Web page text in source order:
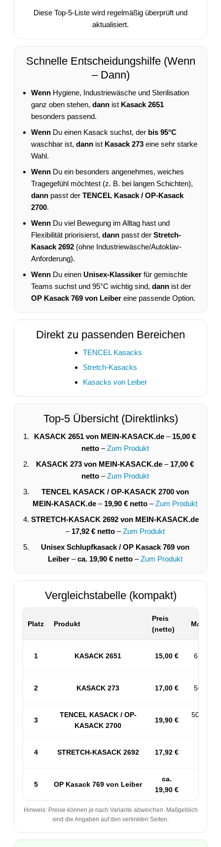
Diese Top-5-Liste wird regelmäßig überprüft und
aktualisiert.
Schnelle Entscheidungshilfe (Wenn
– Dann)
Wenn Hygiene, Industriewäsche und Sterilisation
ganz oben stehen, dann ist Kasack 2651
besonders passend.
Wenn Du einen Kasack suchst, der bis 95°C
waschbar ist, dann ist Kasack 273 eine sehr starke
Wahl.
Wenn Du ein besonders angenehmes, weiches
Tragegefühl möchtest (z. B. bei langen Schichten),
dann passt der TENCEL Kasack / OP-Kasack
2700.
Wenn Du viel Bewegung im Alltag hast und
Flexibilität priorisierst, dann passt der Stretch-
Kasack 2692 (ohne Industriewäsche/Autoklav-
Anforderung).
Wenn Du einen Unisex-Klassiker für gemischte
Teams suchst und 95°C wichtig sind, dann ist der
OP Kasack 769 von Leiber eine passende Option.
Direkt zu passenden Bereichen
TENCEL Kasacks
Stretch-Kasacks
Kasacks von Leiber
Top-5 Übersicht (Direktlinks)
KASACK 2651 von MEIN-KASACK.de – 15,00 €
netto–Zum Produkt
KASACK 273 von MEIN-KASACK.de – 17,00 €
netto–Zum Produkt
TENCEL KASACK / OP-KASACK 2700 von
MEIN-KASACK.de – 19,90 € netto –Zum Produkt
STRETCH-KASACK 2692 von MEIN-KASACK.de
– 17,92 € netto–Zum Produkt
Unisex Schlupfkasack / OP Kasack 769 von
Leiber–ca. 19,90 € netto–Zum Produkt
Vergleichstabelle (kompakt)
Platz Produkt
Preis
(netto)
Material
1 KASACK 2651 15,00 € 65%
2 KASACK 273 17,00 € 50%
3
TENCEL KASACK / OP-
KASACK 2700
19,90 €
50%
4 STRETCH-KASACK 2692 17,92 €
5 OP Kasack 769 von Leiber
ca.
19,90 €
Hinweis: Preise können je nach Variante abweichen. Maßgeblich
sind die Angaben auf den verlinkten Seiten.